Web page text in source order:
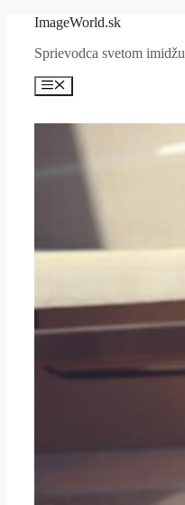
Preskočiť
obsah
ImageWorld.sk
Sprievodca svetom imidžu
Menu